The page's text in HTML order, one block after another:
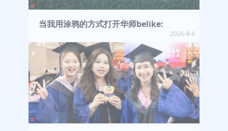
当我用涂鸦的方式打开华师belike:
2026-8-6